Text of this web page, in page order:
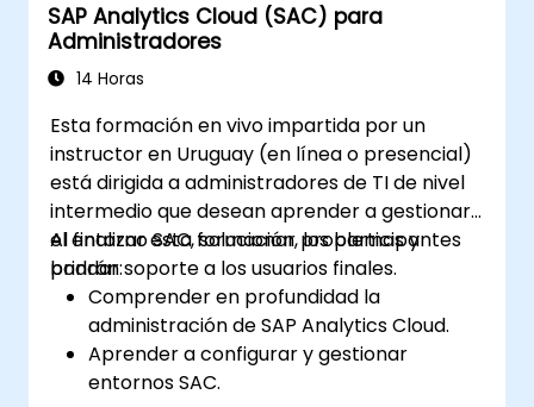
SAP Analytics Cloud (SAC) para
Administradores
14 Horas
Esta formación en vivo impartida por un
instructor en Uruguay (en línea o presencial)
está dirigida a administradores de TI de nivel
intermedio que desean aprender a gestionar
el entorno SAC, solucionar problemas y
brindar soporte a los usuarios finales.
Al finalizar esta formación, los participantes
podrán:
Comprender en profundidad la
administración de SAP Analytics Cloud.
Aprender a configurar y gestionar
entornos SAC.